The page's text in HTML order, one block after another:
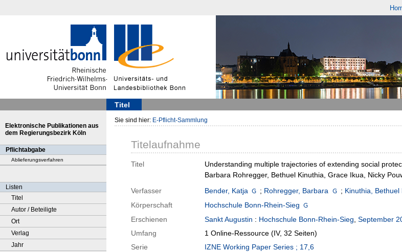
Titel
Elektronische Publikationen aus
dem Regierungsbezirk Köln
Pflichtabgabe
Ablieferungsverfahren
Listen
Titel
Autor / Beteiligte
Ort
Verlag
Jahr
Sie sind hier: E-Pflicht-Sammlung
Titelaufnahme
Titel
Understanding multiple trajectories of extending social
Barbara Rohregger, Bethuel Kinuthia, Grace Ikua, Nicky
Verfasser
Bender, Katja ; Rohregger, Barbara ; Kinuthia, Bethuel
Körperschaft
Hochschule Bonn-Rhein-Sieg
Erschienen
Sankt Augustin : Hochschule Bonn-Rhein-Sieg, September
Umfang
1 Online-Ressource (IV, 32 Seiten)
Serie
IZNE Working Paper Series ; 17,6